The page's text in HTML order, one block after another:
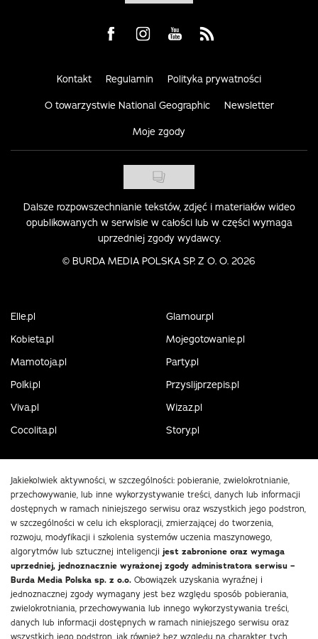
Visit us on Facebook
Visit us on Instagram
Visit us on Youtube
Visit us on Rss
Kontakt Regulamin Polityka prywatności
O towarzystwie National Geographic Newsletter
Moje zgody
Dalsze rozpowszechnianie tekstów, zdjęć i materiałów wideo
opublikowanych w serwisie w całości lub w części wymaga
uprzedniej zgody wydawcy.
© BURDA MEDIA POLSKA SP. Z O. O. 2026
Elle.pl
Glamour.pl
Kobieta.pl
Mojegotowanie.pl
Mamotoja.pl
Party.pl
Polki.pl
Przyslijprzepis.pl
Viva.pl
Wizaz.pl
Cocolita.pl
Story.pl
Jakiekolwiek aktywności, w szczególności: pobieranie, zwielokrotnianie,
przechowywanie, lub inne wykorzystywanie treści, danych lub informacji
dostępnych w ramach niniejszego serwisu oraz wszystkich jego podstron,
w szczególności w celu ich eksploracji, zmierzającej do tworzenia,
rozwoju, modyfikacji i szkolenia systemów uczenia maszynowego,
algorytmów lub sztucznej inteligencji jest zabronione oraz wymaga
uprzedniej, jednoznacznie wyrażonej zgody administratora serwisu –
Burda Media Polska sp. z o.o. Obowiązek uzyskania wyraźnej i
jednoznacznej zgody wymagany jest bez względu sposób pobierania,
zwielokrotniania, przechowywania lub innego wykorzystywania treści,
danych lub informacji dostępnych w ramach niniejszego serwisu oraz
wszystkich jego podstron, jak również bez względu na charakter tych